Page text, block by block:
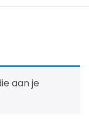
aan je